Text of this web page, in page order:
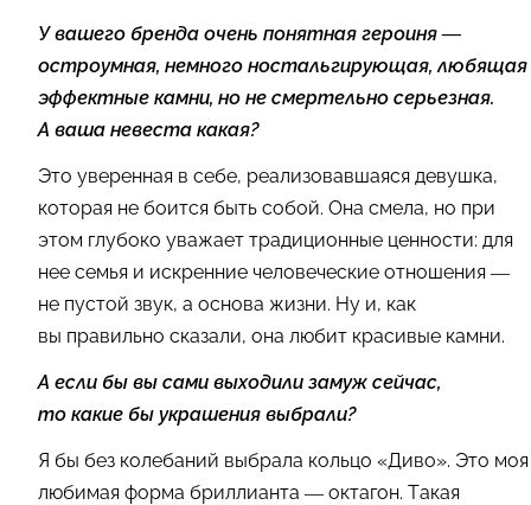
У вашего бренда очень понятная героиня —
остроумная, немного ностальгирующая, любящая
эффектные камни, но не смертельно серьезная.
А ваша невеста какая?
Это уверенная в себе, реализовавшаяся девушка,
которая не боится быть собой. Она смела, но при
этом глубоко уважает традиционные ценности: для
нее семья и искренние человеческие отношения —
не пустой звук, а основа жизни. Ну и, как
вы правильно сказали, она любит красивые камни.
А если бы вы сами выходили замуж сейчас,
то какие бы украшения выбрали?
Я бы без колебаний выбрала кольцо «Диво». Это моя
любимая форма бриллианта — октагон. Такая